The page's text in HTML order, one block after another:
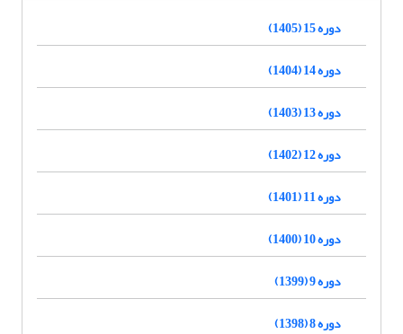
دوره 15 (1405)
دوره 14 (1404)
دوره 13 (1403)
دوره 12 (1402)
دوره 11 (1401)
دوره 10 (1400)
دوره 9 (1399)
دوره 8 (1398)